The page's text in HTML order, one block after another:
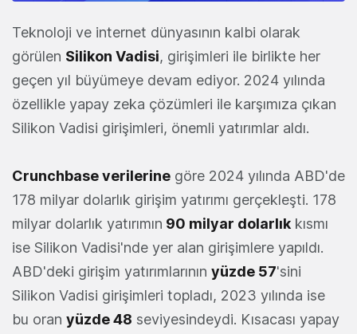
Teknoloji ve internet dünyasının kalbi olarak
görülen Silikon Vadisi, girişimleri ile birlikte her
geçen yıl büyümeye devam ediyor. 2024 yılında
özellikle yapay zeka çözümleri ile karşımıza çıkan
Silikon Vadisi girişimleri, önemli yatırımlar aldı.
Crunchbase verilerine göre 2024 yılında ABD'de
178 milyar dolarlık girişim yatırımı gerçekleşti. 178
milyar dolarlık yatırımın 90 milyar dolarlık kısmı
ise Silikon Vadisi'nde yer alan girişimlere yapıldı.
ABD'deki girişim yatırımlarının yüzde 57'sini
Silikon Vadisi girişimleri topladı, 2023 yılında ise
bu oran yüzde 48 seviyesindeydi. Kısacası yapay